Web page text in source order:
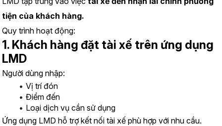
tiện của khách hàng.
Quy trình hoạt động:
1. Khách hàng đặt tài xế trên ứng dụng
LMD
Người dùng nhập:
Vị trí đón
Điểm đến
Loại dịch vụ cần sử dụng
Ứng dụng LMD hỗ trợ kết nối tài xế phù hợp với nhu cầu.